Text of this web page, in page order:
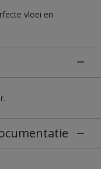
vloei en